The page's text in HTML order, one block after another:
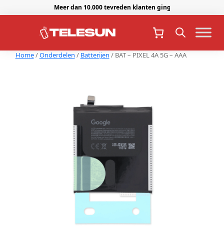
Meer dan 10.000 tevreden klanten gingen je voor.
Home/Onderdelen / Batterijen / BAT – PIXEL 4A 5G – AAA